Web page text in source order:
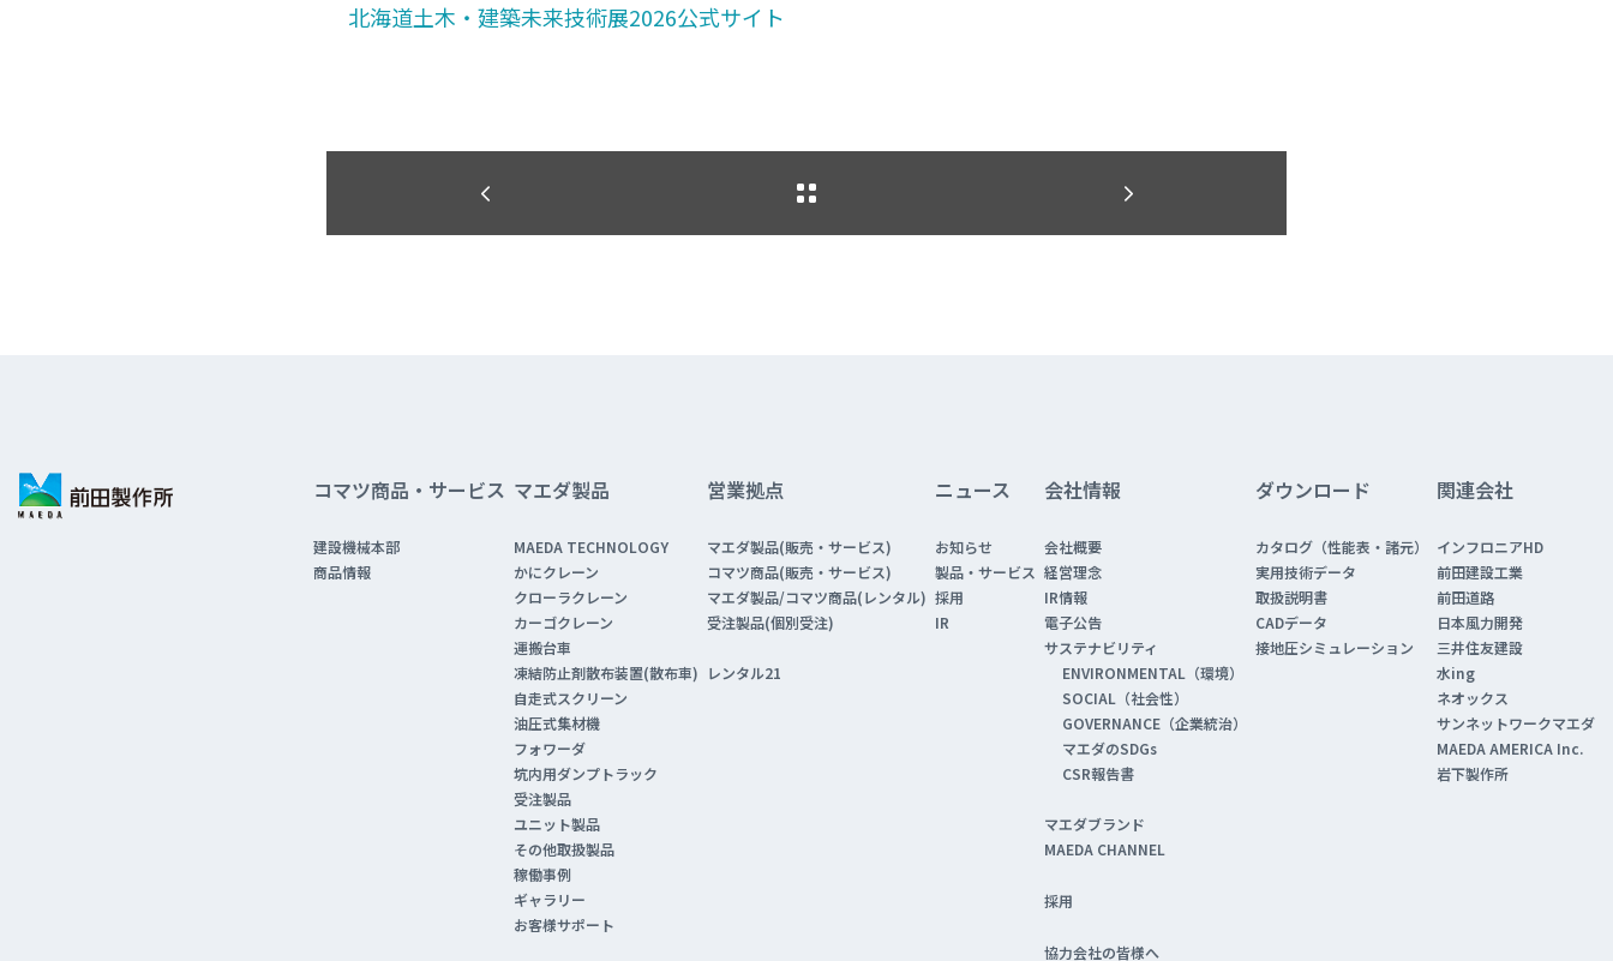
北海道土木・建築未来技術展2026公式サイト
コマツ商品・サービス
建設機械本部
商品情報
マエダ製品
MAEDA TECHNOLOGY
かにクレーン
クローラクレーン
カーゴクレーン
運搬台車
凍結防止剤散布装置(散布車)
自走式スクリーン
油圧式集材機
フォワーダ
坑内用ダンプトラック
受注製品
ユニット製品
その他取扱製品
稼働事例
ギャラリー
お客様サポート
営業拠点
マエダ製品(販売・サービス)
コマツ商品(販売・サービス)
マエダ製品/コマツ商品(レンタル)
受注製品(個別受注)
レンタル21
ニュース
お知らせ
製品・サービス
採用
IR
会社情報
会社概要
経営理念
IR情報
電子公告
サステナビリティ
ENVIRONMENTAL（環境）
SOCIAL（社会性）
GOVERNANCE（企業統治）
マエダのSDGs
CSR報告書
マエダブランド
MAEDA CHANNEL
採用
協力会社の皆様へ
ダウンロード
カタログ（性能表・諸元）
実用技術データ
取扱説明書
CADデータ
接地圧シミュレーション
関連会社
インフロニアHD
前田建設工業
前田道路
日本風力開発
三井住友建設
水ing
ネオックス
サンネットワークマエダ
MAEDA AMERICA Inc.
岩下製作所